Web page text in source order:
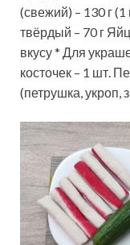
(свежий) – 130 г
твёрдый – 70 г
вкусу * Для
косточек – 1 шт.
(петрушка, укроп,